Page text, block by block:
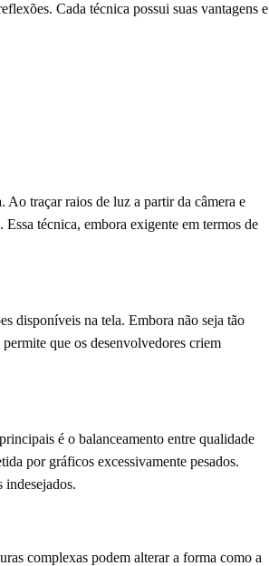
Cada técnica possui suas vantagens e
Ao traçar raios de luz a partir da câmera e
técnica, embora exigente em termos de
disponíveis na tela. Embora não seja tão
que os desenvolvedores criem
é o balanceamento entre qualidade
por gráficos excessivamente pesados.
indesejados.
complexas podem alterar a forma como a